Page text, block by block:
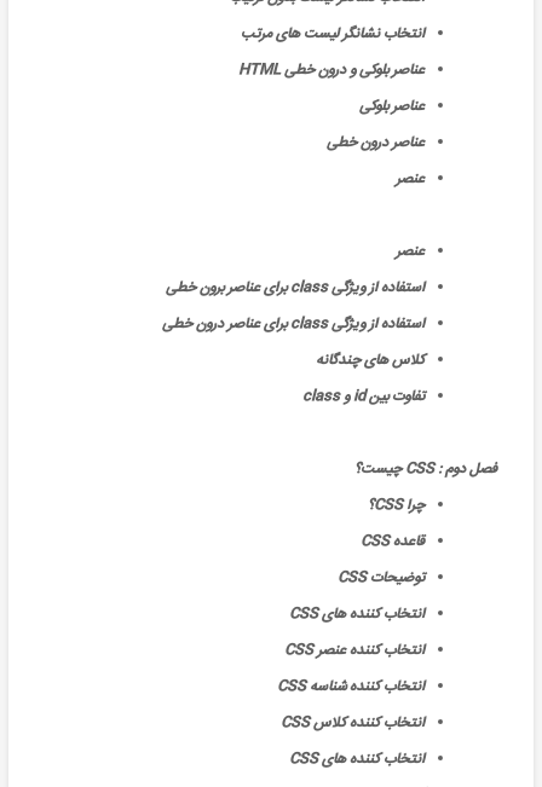
انتخاب نشانگر لیست های مرتب
عناصر بلوکی و درون خطی HTML
عناصر بلوکی
عناصر درون خطی
عنصر
عنصر
استفاده از ویژگی class برای عناصر برون خطی
استفاده از ویژگی class برای عناصر درون خطی
کلاس های چندگانه
تفاوت بین id و class
فصل دوم : CSS چیست؟
چرا CSS؟
قاعده CSS
توضیحات CSS
انتخاب کننده های CSS
انتخاب کننده عنصر CSS
انتخاب کننده شناسه CSS
انتخاب کننده کلاس CSS
انتخاب کننده های CSS